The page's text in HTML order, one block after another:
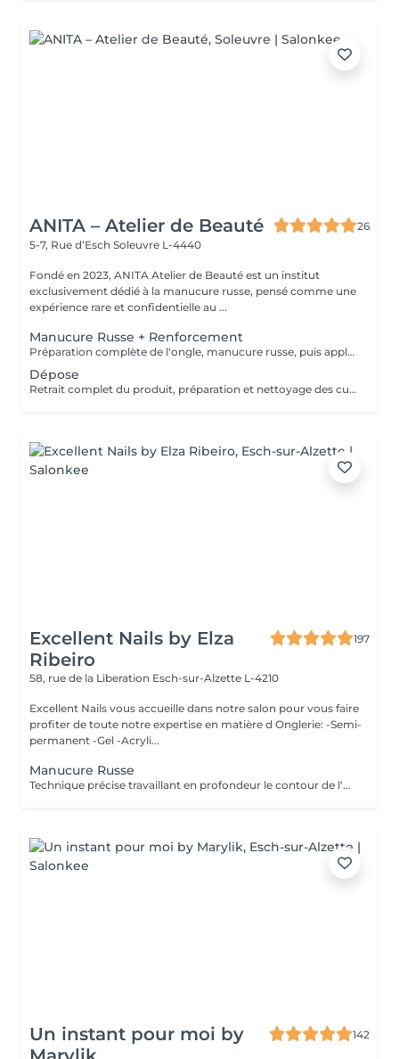
ANITA – Atelier de Beauté
26
5-7, Rue d’Esch Soleuvre L-4440
Fondé en 2023, ANITA Atelier de Beauté est un institut
exclusivement dédié à la manucure russe, pensé comme une
expérience rare et confidentielle au ...
Manucure Russe + Renforcement
Préparation complète de l'ongle, manucure russe, puis application d'un renfort avec base teintée couleur naturelle pour solidifier la plaque, unifier l'ongle et améliorer la tenue.
Dépose
Retrait complet du produit, préparation et nettoyage des cuticules en manucure russe, puis application d'huile pour cuticules et ongles afin de laisser une plaque propre, saine et hydratée.
Excellent Nails by Elza
Ribeiro
197
58, rue de la Liberation Esch-sur-Alzette L-4210
Excellent Nails vous accueille dans notre salon pour vous faire
profiter de toute notre expertise en matière d Onglerie: -Semi-
permanent -Gel -Acryli...
Manucure Russe
Technique précise travaillant en profondeur le contour de l'ongle et les cuticules, pour une finition nette, durable et parfaitement soignée. Idéal avant la pose de vernis ou gel/acrylique.
Un instant pour moi by
142